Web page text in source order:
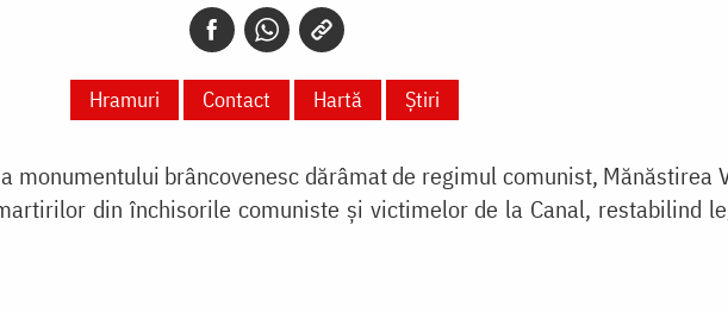
Hramuri Contact Hartă Știri
monumentului brâncovenesc dărâmat de regimul comunist, Mănăstirea
din închisorile comuniste și victimelor de la Canal, restabilind